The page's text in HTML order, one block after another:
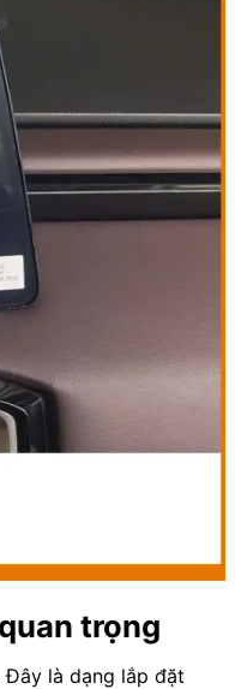
trọng
Đây là dạng lắp đặt